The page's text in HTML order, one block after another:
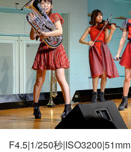
F4.5|1/250秒|ISO3200|51mm